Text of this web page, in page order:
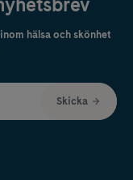
hälsa och skönhet
Skicka